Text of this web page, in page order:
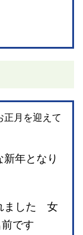
正月を迎えて
年となり
ました 女
です